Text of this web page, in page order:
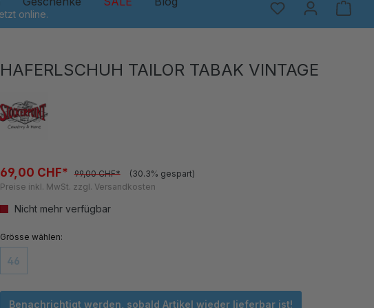
HAFERLSCHUH TAILOR TABAK VINTAGE
69,00 CHF* 99,00 CHF*
(30.3% gespart)
Preise inkl. MwSt. zzgl. Versandkosten
Nicht mehr verfügbar
Grösseauswählen
46(Diese Option ist zurzeit nicht verfügbar.)
Benachrichtigt werden, sobald Artikel wieder lieferbar ist!